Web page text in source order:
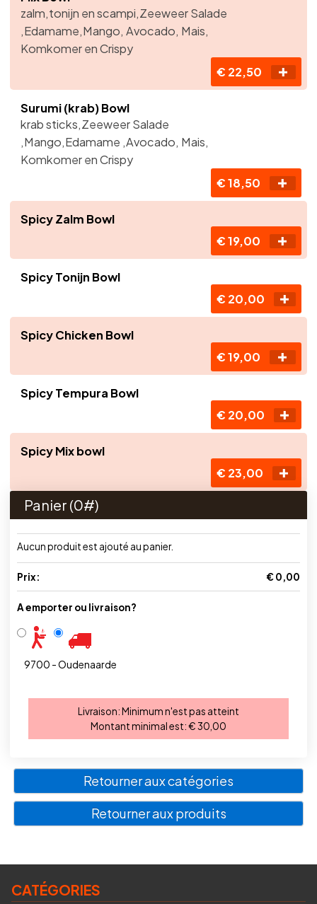
zalm,tonijn en scampi,Zeeweer Salade
,Edamame,Mango, Avocado, Mais,
Komkomer en Crispy
€ 22,50
Surumi (krab) Bowl
krab sticks,​Zeeweer Salade
,Mango,Edamame ,Avocado, Mais,
Komkomer en Crispy
€ 18,50
Spicy Zalm Bowl
€ 19,00
Spicy Tonijn Bowl
€ 20,00
Spicy Chicken Bowl
€ 19,00
Spicy Tempura Bowl
€ 20,00
Spicy Mix bowl
€ 23,00
Panier (0#)
Aucun produit est ajouté au panier.
Prix: € 0,00
A emporter ou livraison?
9700 - Oudenaarde
Livraison:Minimum n'est pas atteint
Montant minimal est:€ 30,00
Retourner aux catégories
Retourner aux produits
CATÉGORIES